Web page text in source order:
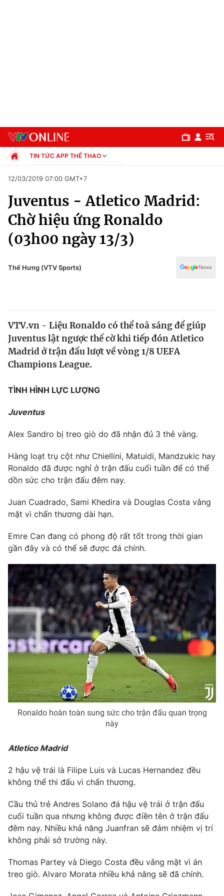
Chuyên mục
Chính trị
Thế giới
Tin tức
Thế giới đó đây
Kinh tế
Tài chính
Thị trường
Góc doanh nghiệp
Truyền hình
Phim VTV
Hậu trường
Khán giả
Giải sao mai
Giải trí
Điện ảnh
Âm nhạc
Sao
Du lịch
Chất lượng cuộc sống
Giáo dục
Tuyển sinh
Công nghệ
Hitech Công nghệ tương lai
Sản phẩm
Thị trường
Tư vấn
Giao lưu trực tuyến
Lịch phát sóng
Chuyên mục khác
Podcast
Photo Infographic
Video Shorts video
VTV Money
VTV Sức khoẻ Bất động sản
Thị trường 24h Tấm lòng Việt
VTV4 Vươn mình bằng AI
VTV9 VTV8
Liên hệ tòa soạn English
TIN TỨC APP THỂ THAO
Xã hội
Pháp luật
Thể thao
Truyền hình
Văn hóa - Giải trí
Đời sống
12/03/2019 07:00 GMT+7
Juventus - Atletico Madrid:
Chờ hiệu ứng Ronaldo
(03h00 ngày 13/3)
Thế Hưng (VTV Sports)
VTV.vn - Liệu Ronaldo có thể toả sáng để giúp
Juventus lật ngược thế cờ khi tiếp đón Atletico
Madrid ở trận đấu lượt về vòng 1/8 UEFA
Champions League.
TÌNH HÌNH LỰC LƯỢNG
Juventus
Alex Sandro bị treo giò do đã nhận đủ 3 thẻ vàng.
Hàng loạt trụ cột như Chiellini, Matuidi, Mandzukic hay
Ronaldo đã được nghỉ ở trận đấu cuối tuần để có thể
dồn sức cho trận đấu đêm nay.
Juan Cuadrado, Sami Khedira và Douglas Costa vắng
mặt vì chấn thương dài hạn.
Emre Can đang có phong độ rất tốt trong thời gian
gần đây và có thể sẽ được đá chính.
Ronaldo hoàn toàn sung sức cho trận đấu quan trọng
này
Atletico Madrid
2 hậu vệ trái là Filipe Luis và Lucas Hernandez đều
không thể thi đấu vì chấn thương.
Cầu thủ trẻ Andres Solano đá hậu vệ trái ở trận đấu
cuối tuần qua nhưng không được điền tên ở trận đấu
đêm nay. Nhiều khả năng Juanfran sẽ đảm nhiệm vị trí
không phải sở trường này.
Thomas Partey và Diego Costa đều vắng mặt vì án
treo giò. Alvaro Morata nhiều khả năng sẽ đã chính.